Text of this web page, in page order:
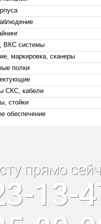
ВКС системы
маркировка, сканеры
полки
СКС, кабели
стойки
обеспечение
прямо
13-